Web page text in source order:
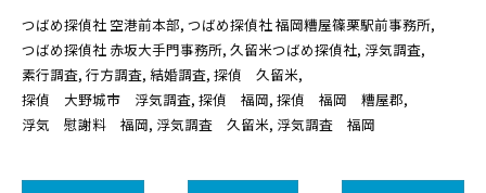
つばめ探偵社 空港前本部 つばめ探偵社 福岡糟屋篠栗駅前事務所
つばめ探偵社 赤坂大手門事務所 久留米つばめ探偵社 浮気調査
素行調査 行方調査 結婚調査 探偵 久留米
探偵 大野城市 浮気調査 探偵 福岡 探偵 福岡 糟屋郡
浮気 慰謝料 福岡 浮気調査 久留米 浮気調査 福岡